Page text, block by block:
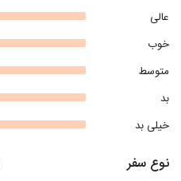
عالی
خوب
متوسط
بد
خیلی بد
نوع سفر